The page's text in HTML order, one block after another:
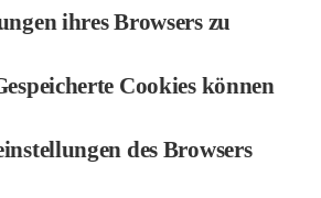
ihres Browsers zu
Cookies können
des Browsers